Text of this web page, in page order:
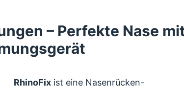
– Perfekte Nase
RhinoFixist eine Nasenrücken-